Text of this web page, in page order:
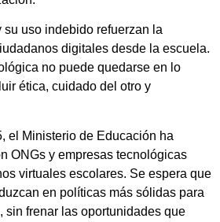
su uso indebido refuerzan la
digitales desde la escuela.
no puede quedarse en lo
ética, cuidado del otro y
el Ministerio de Educación ha
ONGs y empresas tecnológicas
virtuales escolares. Se espera que
en políticas más sólidas para
sin frenar las oportunidades que